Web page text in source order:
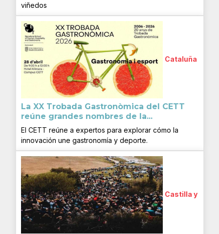
viñedos
Cataluña
La XX Trobada Gastronòmica del CETT
reúne grandes nombres de la...
El CETT reúne a expertos para explorar cómo la
innovación une gastronomía y deporte.
Castilla y